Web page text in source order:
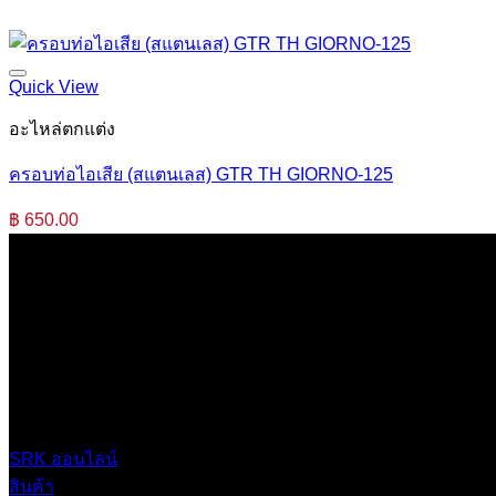
Quick View
อะไหล่ตกแต่ง
ครอบท่อไอเสีย (สแตนเลส) GTR TH GIORNO-125
฿ 650.00
SRK ออนไลน์
สินค้า